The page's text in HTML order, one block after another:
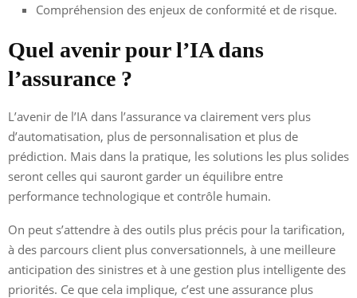
Compréhension des enjeux de conformité et de risque.
Quel avenir pour l’IA dans
l’assurance ?
L’avenir de l’IA dans l’assurance va clairement vers plus
d’automatisation, plus de personnalisation et plus de
prédiction. Mais dans la pratique, les solutions les plus solides
seront celles qui sauront garder un équilibre entre
performance technologique et contrôle humain.
On peut s’attendre à des outils plus précis pour la tarification,
à des parcours client plus conversationnels, à une meilleure
anticipation des sinistres et à une gestion plus intelligente des
priorités. Ce que cela implique, c’est une assurance plus